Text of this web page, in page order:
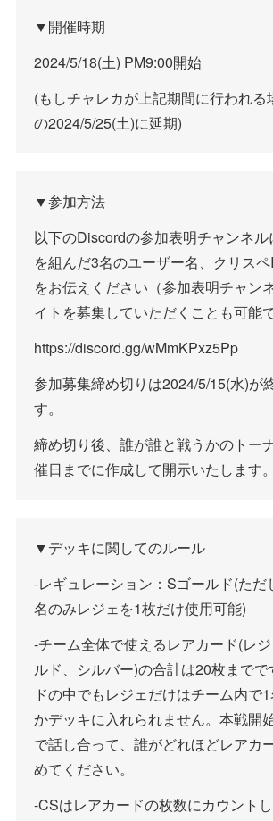
▼開催時期
2024/5/18(土) PM9:00開始
(もしチャレカが上記期間に行われる
の2024/5/25(土)に延期)
▼参加方法
以下のDiscordの参加表明チャンネ
を組んだ3名のユーザー名、クリス
をお伝えください（参加表明チャン
イトを募集していただくことも可能で
https://discord.gg/wMmKPxz5Pp
参加募集締め切りは2024/5/15(水)が
す。
締め切り後、誰が誰と戦うかのトー
催日までに作成して開示いたします。
▼デッキに関してのルール
-レギュレーション：Sゴールド(ただ
名のみレジェを1枚だけ使用可能)
-チーム全体で使えるレアカード(レ
ルド、シルバー)の合計は20枚まで
ドの中でもレジェだけはチーム内で
かデッキに入れられません。本戦開
で話し合って、誰がどれほどレアカ
めてください。
-CSはレアカードの枚数にカウントし